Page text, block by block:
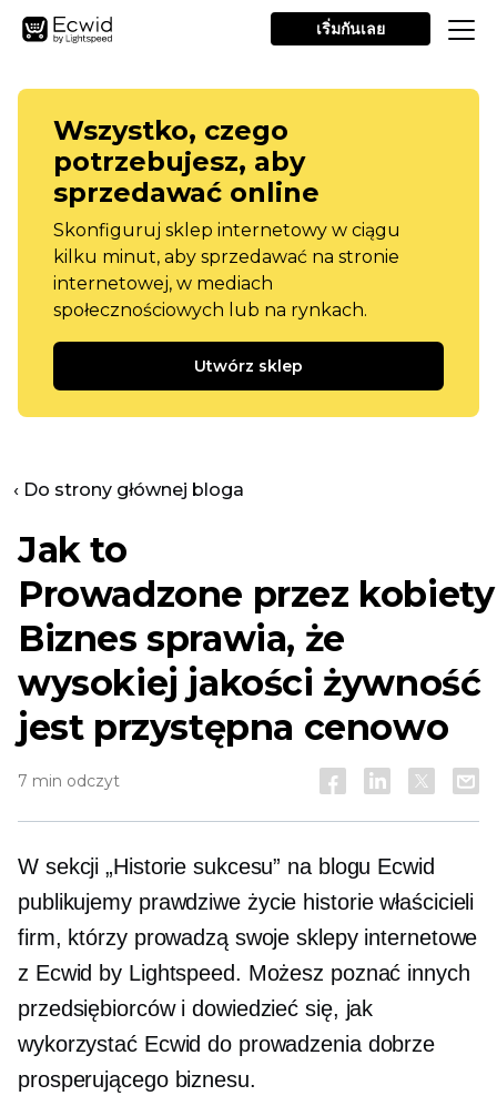
เริ่มกันเลย
Wszystko, czego
potrzebujesz, aby
sprzedawać online
Skonfiguruj sklep internetowy w ciągu
kilku minut, aby sprzedawać na stronie
internetowej, w mediach
społecznościowych lub na rynkach.
Utwórz sklep
‹ Do strony głównej bloga
Jak to
Prowadzone przez kobiety
Biznes sprawia, że ​​
wysokiej jakości żywność
jest przystępna cenowo
7 min odczyt
W sekcji „Historie sukcesu” na blogu Ecwid
publikujemy prawdziwe życie historie właścicieli
firm, którzy prowadzą swoje sklepy internetowe
z Ecwid by Lightspeed. Możesz poznać innych
przedsiębiorców i dowiedzieć się, jak
wykorzystać Ecwid do prowadzenia dobrze
prosperującego biznesu.